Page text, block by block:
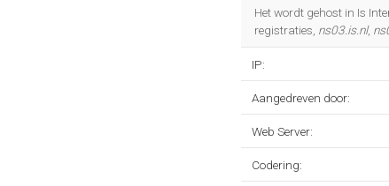
Het wordt gehost in Is
registraties, ns03.is.nl,
IP:
Aangedreven door:
Web Server:
Codering: